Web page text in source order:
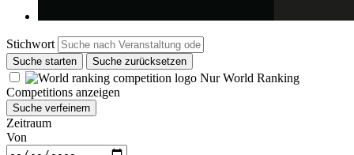
Stichwort
Suche starten Suche zurücksetzen
Nur World Ranking
Competitions anzeigen
Suche verfeinern
Zeitraum
Von